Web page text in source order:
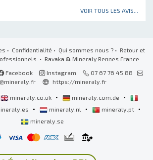
VOIR TOUS LES AVIS...
• Confidentialité • Qui sommes nous ? • Retour et
• Ravaka & Mineraly Rennes France
Facebook Instagram
07 67 76 45 88
https://mineraly.fr
mineraly.co.uk • mineraly.com.de •
• mineraly.nl • mineraly.pt •
mineraly.se